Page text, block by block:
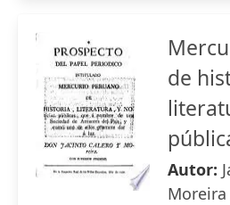
de
Autor:
Moreira